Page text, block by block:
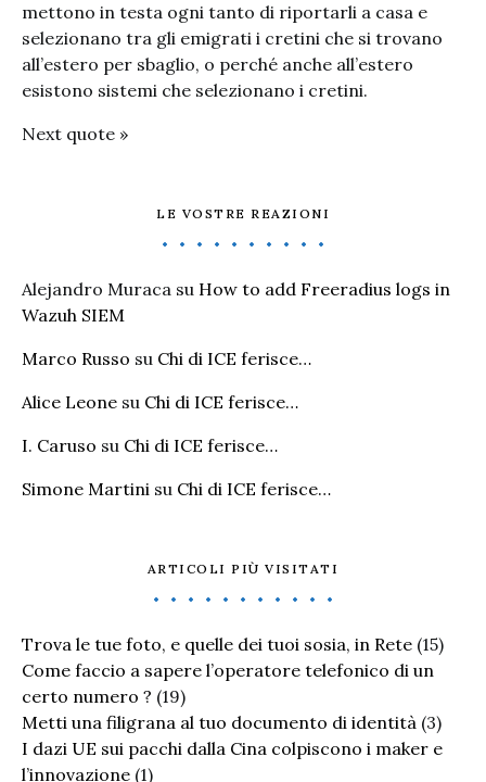
mettono in testa ogni tanto di riportarli a casa e
selezionano tra gli emigrati i cretini che si trovano
all’estero per sbaglio, o perché anche all’estero
esistono sistemi che selezionano i cretini.
Next quote »
LE VOSTRE REAZIONI
Alejandro Muraca su How to add Freeradius logs in
Wazuh SIEM
Marco Russo su Chi di ICE ferisce…
Alice Leone su Chi di ICE ferisce…
I. Caruso su Chi di ICE ferisce…
Simone Martini su Chi di ICE ferisce…
ARTICOLI PIÙ VISITATI
Trova le tue foto, e quelle dei tuoi sosia, in Rete (15)
Come faccio a sapere l’operatore telefonico di un
certo numero ? (19)
Metti una filigrana al tuo documento di identità (3)
I dazi UE sui pacchi dalla Cina colpiscono i maker e
l’innovazione (1)